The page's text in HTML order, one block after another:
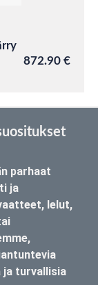
872.90 €
parhaat
ja
lelut,
turvallisia